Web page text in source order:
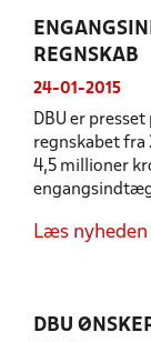
REGNSKAB
24-01-2015
DBU er
regnskabet fra
4,5 millioner
Læs nyheden
DBU